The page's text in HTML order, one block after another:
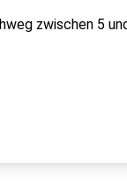
zwischen 5